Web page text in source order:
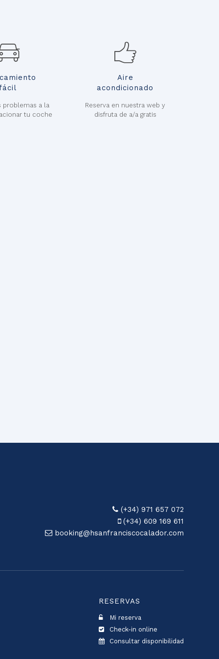
problemas a la
tu coche
Aire
acondicionado
Reserva en nuestra web y
disfruta de a/a gratis
(+34) 971 657 072
(+34) 609 169 611
booking@hsanfranciscocalador.com
RESERVAS
Mi reserva
Check-in online
Consultar disponibilidad